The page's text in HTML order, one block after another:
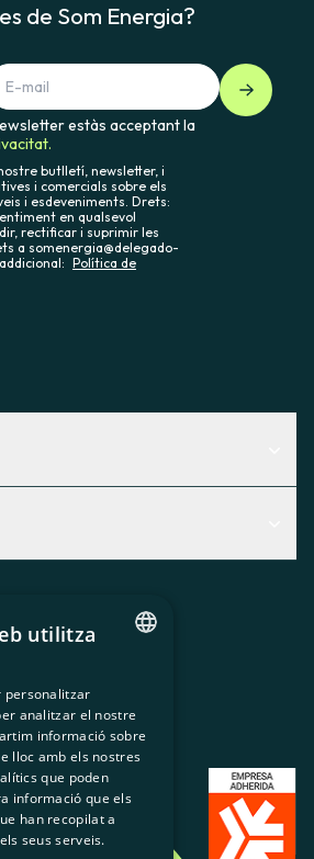
de Som Energia?
estàs acceptant la
butlletí, newsletter, i
i comercials sobre els
i esdeveniments. Drets:
en qualsevol
rectificar i suprimir les
a somenergia@delegado-
Política de
Política de cookies
SPANISH
GL
BASQUE
utilitza
personalitzar
analitzar el nostre
informació sobre
lloc amb els nostres
que poden
informació que els
han recopilat a
seus serveis.